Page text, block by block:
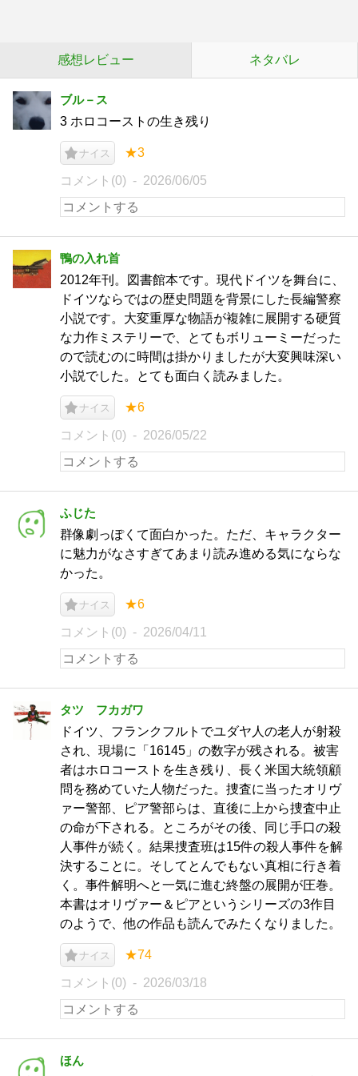
感想レビュー ネタバレ
ブル－ス
3 ホロコーストの生き残り
ナイス ★3
コメント(0) 2026/06/05
鴨の入れ首
2012年刊。図書館本です。現代ドイツを舞台に、
ドイツならではの歴史問題を背景にした長編警察
小説です。大変重厚な物語が複雑に展開する硬質
な力作ミステリーで、とてもボリューミーだった
ので読むのに時間は掛かりましたが大変興味深い
小説でした。とても面白く読みました。
ナイス ★6
コメント(0) 2026/05/22
ふじた
群像劇っぽくて面白かった。ただ、キャラクター
に魅力がなさすぎてあまり読み進める気にならな
かった。
ナイス ★6
コメント(0) 2026/04/11
タツ フカガワ
ドイツ、フランクフルトでユダヤ人の老人が射殺
され、現場に「16145」の数字が残される。被害
者はホロコーストを生き残り、長く米国大統領顧
問を務めていた人物だった。捜査に当ったオリヴ
ァー警部、ピア警部らは、直後に上から捜査中止
の命が下される。ところがその後、同じ手口の殺
人事件が続く。結果捜査班は15件の殺人事件を解
決することに。そしてとんでもない真相に行き着
く。事件解明へと一気に進む終盤の展開が圧巻。
本書はオリヴァー＆ピアというシリーズの3作目
のようで、他の作品も読んでみたくなりました。
ナイス ★74
コメント(0) 2026/03/18
ほん